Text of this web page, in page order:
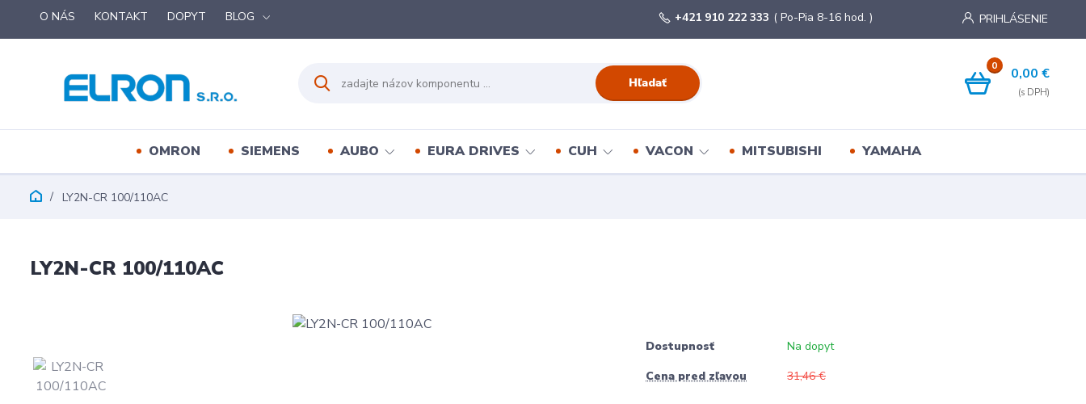
O NÁS KONTAKT DOPYT BLOG PRIHLÁSENIE
Hľadať
+421 910 222 333 ( Po-Pia 8-16 hod. )
0 0,00 €
OMRON SIEMENS AUBO EURA DRIVES CUH VACON MITSUBISHI YAMAHA
LY2N-CR 100/110AC
LY2N-CR 100/110AC
Dostupnosť
Na dopyt
Cena pred zľavou
31,46 €